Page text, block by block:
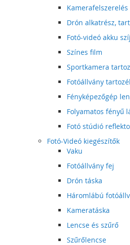
Kamerafelszerelés
Drón alkatrész,
Fotó-videó akku szíj
Színes film
Sportkamera
Fotóállvány
Fényképezőgép
Folyamatos fényű
Fotó stúdió
Fotó-Videó kiegészítők
Vaku
Fotóállvány fej
Drón táska
Háromlábú
Kameratáska
Lencse és szűrő
Szűrőlencse